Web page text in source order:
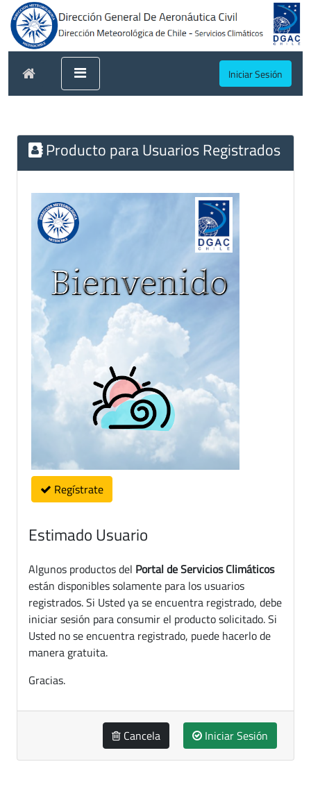
Iniciar Sesión
Producto para Usuarios Registrados
Regístrate
Estimado Usuario
Algunos productos del Portal de Servicios Climáticos
están disponibles solamente para los usuarios
registrados. Si Usted ya se encuentra registrado, debe
iniciar sesión para consumir el producto solicitado. Si
Usted no se encuentra registrado, puede hacerlo de
manera gratuita.
Gracias.
Cancela Iniciar Sesión